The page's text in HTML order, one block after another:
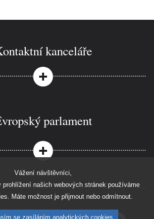
Vážení návštěvníci,
prohlížení našich webových stránek používáme
Máte možnost je přijmout nebo odmítnout.
se zasíláním analytických cookies
kanceláře
parlament